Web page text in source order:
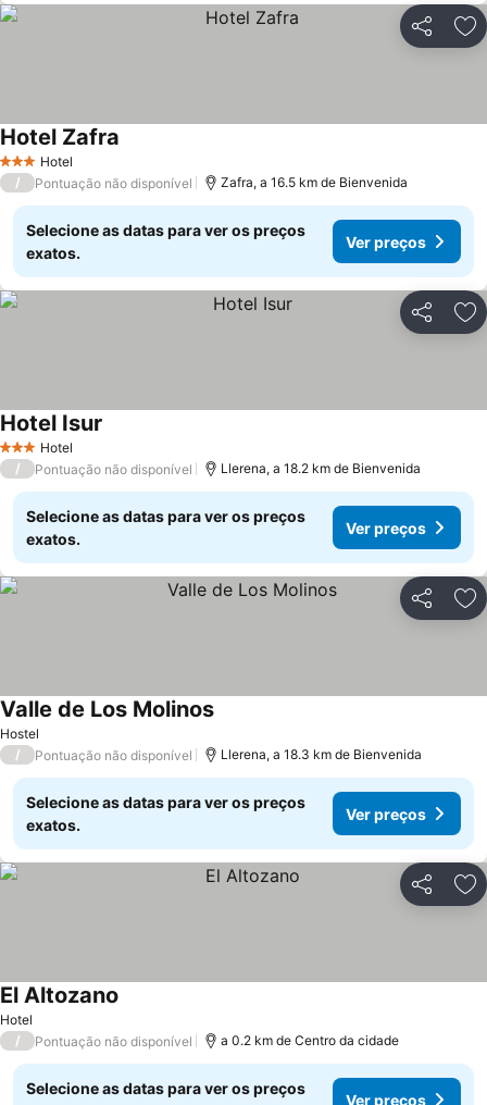
Partilhar
3 EstrelasHotel
Hotel Zafra
/ Pontuação não disponível Zafra, a 16.5 km de Bienvenida
Selecione as datas para ver os preços
exatos.
Ver preços
Partilhar
3 EstrelasHotel
Hotel Isur
/ Pontuação não disponível Llerena, a 18.2 km de Bienvenida
Selecione as datas para ver os preços
exatos.
Ver preços
Partilhar
Hostel
Valle de Los MolinosVer preços
/ Pontuação não disponível Llerena, a 18.3 km de Bienvenida
Selecione as datas para ver os preços
exatos.
Ver preços
Partilhar
Hotel
El Altozano
/ Pontuação não disponível a 0.2 km de Centro da cidade
Selecione as datas para ver os preços
Ver preços